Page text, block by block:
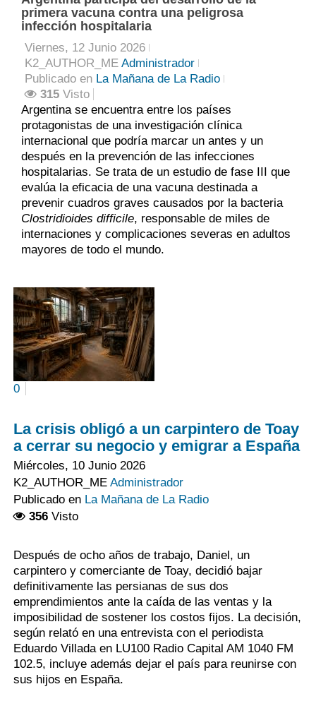
primera vacuna contra una peligrosa
infección hospitalaria
Viernes, 12 Junio 2026
K2_AUTHOR_ME Administrador
Publicado en La Mañana de La Radio
315 Visto
Argentina se encuentra entre los países
protagonistas de una investigación clínica
internacional que podría marcar un antes y un
después en la prevención de las infecciones
hospitalarias. Se trata de un estudio de fase III que
evalúa la eficacia de una vacuna destinada a
prevenir cuadros graves causados por la bacteria
Clostridioides difficile, responsable de miles de
internaciones y complicaciones severas en adultos
mayores de todo el mundo.
0
La crisis obligó a un carpintero de Toay
a cerrar su negocio y emigrar a España
Miércoles, 10 Junio 2026
K2_AUTHOR_ME Administrador
Publicado en La Mañana de La Radio
356 Visto
Después de ocho años de trabajo, Daniel, un
carpintero y comerciante de Toay, decidió bajar
definitivamente las persianas de sus dos
emprendimientos ante la caída de las ventas y la
imposibilidad de sostener los costos fijos. La decisión,
según relató en una entrevista con el periodista
Eduardo Villada en LU100 Radio Capital AM 1040 FM
102.5, incluye además dejar el país para reunirse con
sus hijos en España.